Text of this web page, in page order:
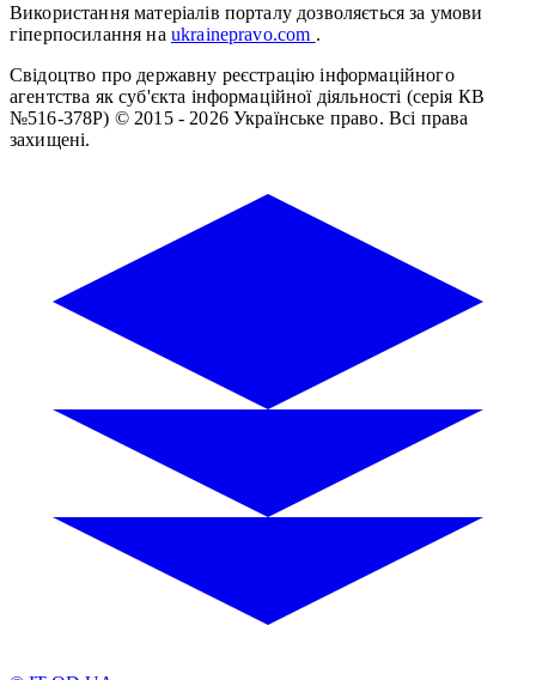
Використання матеріалів порталу дозволяється за умови
гіперпосилання на ukrainepravo.com .
Свідоцтво про державну реєстрацію інформаційного
агентства як суб'єкта інформаційної діяльності (серія КВ
№516-378Р) © 2015 - 2026 Українське право. Всі права
захищені.